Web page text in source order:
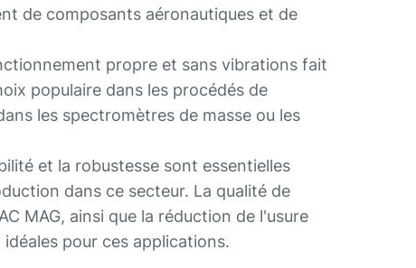
de composants aéronautiques et de
propre et sans vibrations fait
populaire dans les procédés de
les spectromètres de masse ou les
et la robustesse sont essentielles
dans ce secteur. La qualité de
MAG, ainsi que la réduction de l'usure
pour ces applications.